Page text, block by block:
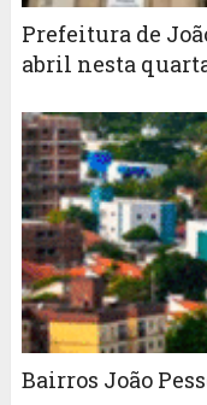
Prefeitura de
abril nesta
Bairros João